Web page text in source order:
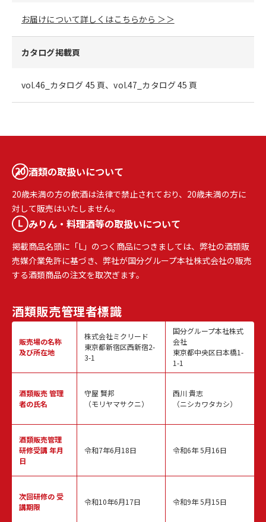
お届けについて詳しくはこちらから ＞＞
カタログ掲載頁
vol.46_カタログ 45 頁、vol.47_カタログ 45 頁
酒類の取扱いについて
20歳未満の方の飲酒は法律で禁止されており、20歳未満の方に
対して販売はいたしません。
みりん・料理酒等の取扱いについて
掲載商品名頭に「L」のつく商品につきましては、弊社の酒類販
売媒介業免許に基づき、弊社が国分グループ本社株式会社の販売
する酒類商品の注文を取次ぎます。
酒類販売管理者標識
販売場の名称
及び所在地
酒類販売管理
者の氏名
酒類販売管理
研修受講 年月
日
次回研修の受
講期限
株式会社ミクリード
東京都新宿区西新宿2-
3-1
守屋 賢邦
（モリヤマサクニ）
令和7年6月18日
令和10年6月17日
国分グループ本社株式
会社
東京都中央区日本橋1-
1-1
西川 貴志
（ニシカワタカシ）
令和6年 5月16日
令和9年 5月15日